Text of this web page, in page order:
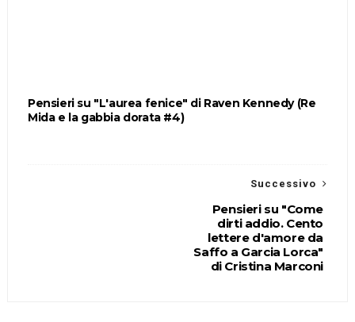
Pensieri su "L'aurea fenice" di Raven Kennedy (Re
Mida e la gabbia dorata #4)
Successivo
Pensieri su "Come
dirti addio. Cento
lettere d'amore da
Saffo a Garcia Lorca"
di Cristina Marconi